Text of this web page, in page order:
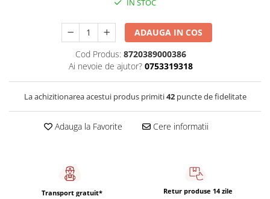
Cafea macinata
IN STOC
ADAUGA IN COS
Cod Produs: 8720389000386
Ai nevoie de ajutor? 0753319318
La achizitionarea acestui produs primiti42puncte de fidelitate
Adauga la Favorite Cere informatii
Transport gratuit* Retur produse 14 zile